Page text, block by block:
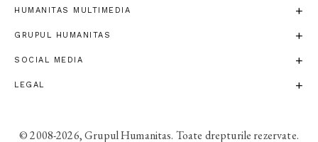
HUMANITAS MULTIMEDIA
GRUPUL HUMANITAS
SOCIAL MEDIA
LEGAL
© 2008-2026, Grupul Humanitas. Toate drepturile rezervate.